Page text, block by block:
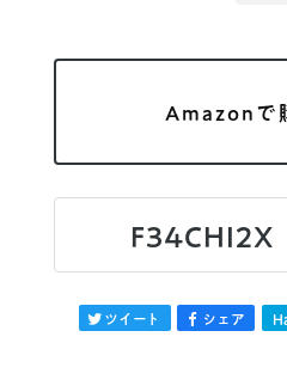
Amazonで
F34CHI2X
ツイート シェア